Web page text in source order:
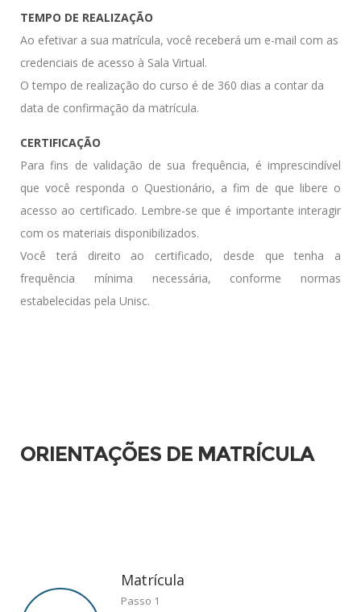
TEMPO DE REALIZAÇÃO
Ao efetivar a sua matrícula, você receberá um e-mail com as
credenciais de acesso à Sala Virtual.
O tempo de realização do curso é de 360 dias a contar da
data de confirmação da matrícula.
CERTIFICAÇÃO
Para fins de validação de sua frequência, é imprescindível
que você responda o Questionário, a fim de que libere o
acesso ao certificado. Lembre-se que é importante interagir
com os materiais disponibilizados.
Você terá direito ao certificado, desde que tenha a
frequência mínima necessária, conforme normas
estabelecidas pela Unisc.
ORIENTAÇÕES DE MATRÍCULA
Matrícula
Passo 1